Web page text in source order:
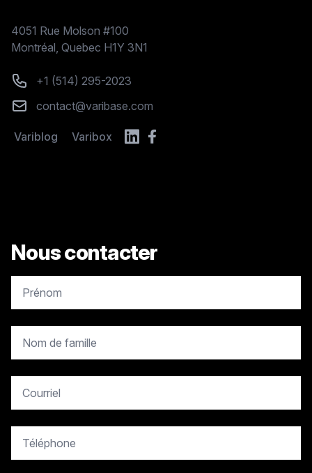
Postal address
4051 Rue Molson #100
Montréal, Quebec H1Y 3N1
Phone number
+1 (514) 295-2023
Emailcontact@varibase.com
Variblog Varibox
Nous contacter